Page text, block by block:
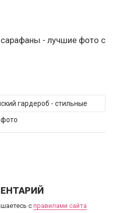
- лучшие фото с
гардероб - стильные
с правилами сайта